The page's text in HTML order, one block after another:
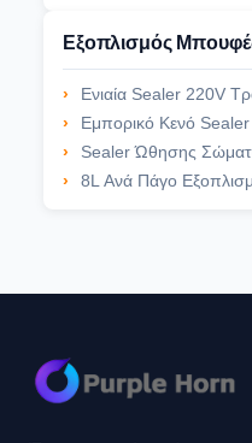
Εξοπλισμός
Ενιαία Sealer 220V Τροφίμων Αιθουσών
Εμπορικό Κενό Sealer Λάμψης
Sealer Ώθησης Σώματος Αργιλίου
8L Ανά Πάγο Εξοπλισμού Μπουφέδων Τομέα